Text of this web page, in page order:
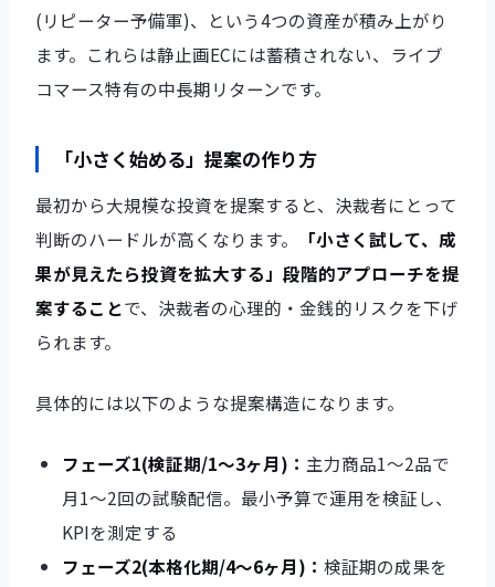
(リピーター予備軍)、という4つの資産が積み上がり
ます。これらは静止画ECには蓄積されない、ライブ
コマース特有の中長期リターンです。
「小さく始める」提案の作り方
最初から大規模な投資を提案すると、決裁者にとって
判断のハードルが高くなります。
「小さく試して、成
果が見えたら投資を拡大する」段階的アプローチを提
案することで、決裁者の心理的・金銭的リスクを下げ
られます。
具体的には以下のような提案構造になります。
フェーズ1(検証期/1〜3ヶ月)： 主力商品1〜2品で
月1〜2回の試験配信。最小予算で運用を検証し、
KPIを測定する
フェーズ2(本格化期/4〜6ヶ月)： 検証期の成果を